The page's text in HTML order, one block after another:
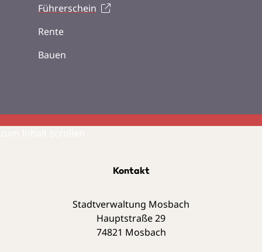
Führerschein
Rente
Bauen
Kontakt
Stadtverwaltung Mosbach
Hauptstraße 29
74821 Mosbach